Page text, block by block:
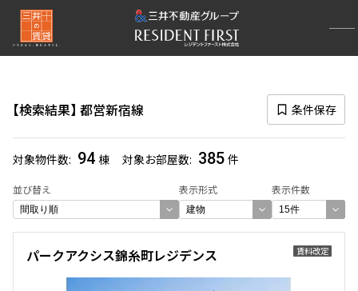
検索結果 都営新宿線 条件保存
対象物件数 94 棟 対象お部屋数 385 件
並び替え 表示形式 表示件数
再検索ナビゲーション
選択中の路線
都営新宿線
(385)
選び方を変更する
検索対象お部屋数
賃料改定
パークアクシス錦糸町レジデンス